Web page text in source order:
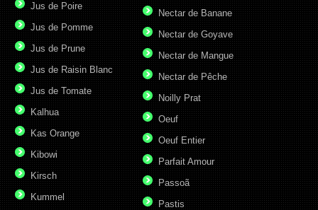
Jus de Poire
Jus de Pomme
Jus de Prune
Jus de Raisin Blanc
Jus de Tomate
Kalhua
Kas Orange
Kibowi
Kirsch
Kummel
Nectar de Banane
Nectar de Goyave
Nectar de Mangue
Nectar de Pêche
Noilly Prat
Oeuf
Oeuf Entier
Parfait Amour
Passoã
Pastis